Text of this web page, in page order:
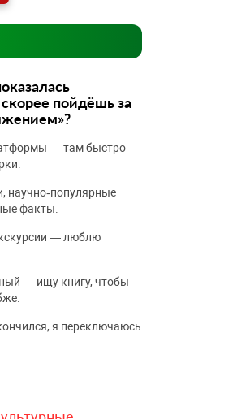
пойдёшь за
— там быстро
научно‑популярные
факты.
— люблю
— ищу книгу, чтобы
я переключаюсь